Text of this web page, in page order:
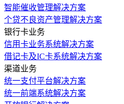
智能催收管理解决方案
个贷不良资产管理解决方案
银行卡业务
信用卡业务系统解决方案
借记卡及IC卡系统解决方案
渠道业务
统一支付平台解决方案
统一前端系统解决方案